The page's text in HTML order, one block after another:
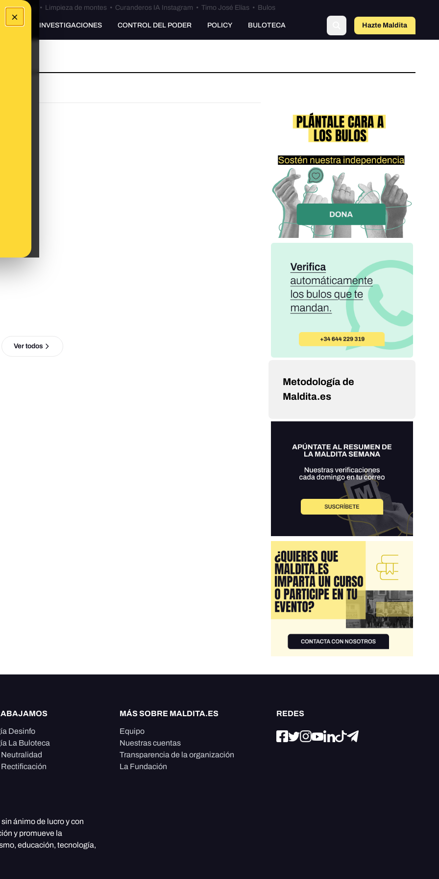
×
Bulos Ceuta • Limpieza de montes• Curanderos IA Instagram • Timo José Elías• Bulos
INVESTIGACIONES CONTROL DEL PODER POLICY BULOTECA Hazte Maldita
Ver todos
Metodología de
Maldita.es
Desinfo
La Buloteca
MÁS SOBRE MALDITA.ES
Equipo
Nuestras cuentas
Transparencia de la organización
La Fundación
REDES
sin ánimo de lucro y con
y promueve la
educación, tecnología,